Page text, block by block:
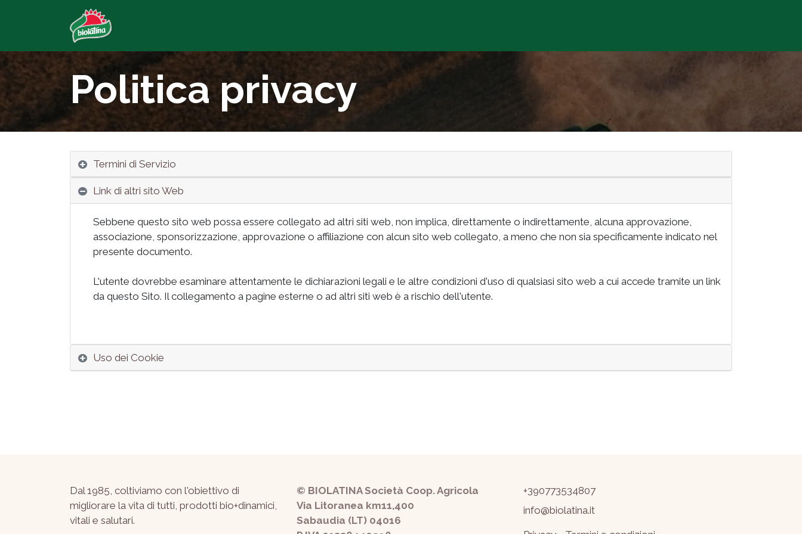
Politica privacy
Termini di Servizio
Link di altri sito Web
Sebbene questo sito web possa essere collegato ad altri siti web, non implica, direttamente o indirettamente, alcuna approvazione,
associazione, sponsorizzazione, approvazione o affiliazione con alcun sito web collegato, a meno che non sia specificamente indicato nel
presente documento.
L'utente dovrebbe esaminare attentamente le dichiarazioni legali e le altre condizioni d'uso di qualsiasi sito web a cui accede tramite un link
da questo Sito. Il collegamento a pagine esterne o ad altri siti web è a rischio dell'utente.
Uso dei Cookie
Dal 1985, coltiviamo con l'obiettivo di
migliorare la vita di tutti, prodotti bio+dinamici,
vitali e salutari.
© BIOLATINA Società Coop. Agricola
Via Litoranea km11,400
Sabaudia (LT) 04016
+390773534807
info@biolatina.it